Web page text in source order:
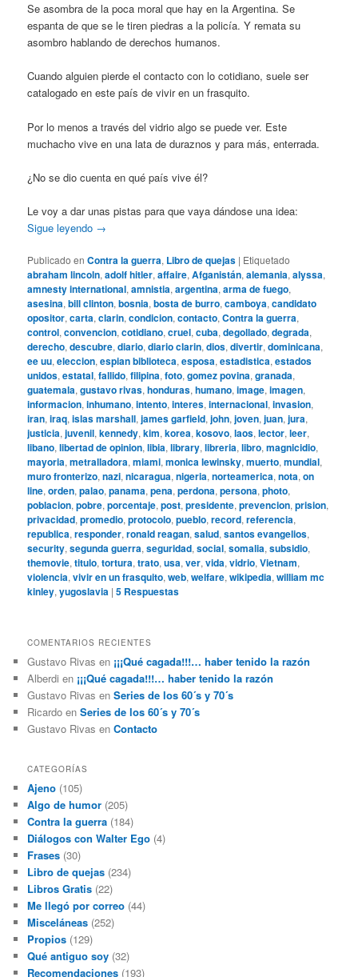
Se asombra de la poca moral que hay en la Argentina. Se
espanta de que se le tiren piedras a la policía. Y remata su
asombro hablando de derechos humanos.
Cuando alguien pierde el contacto con lo cotidiano, suele ser
catalogado en este país de vivir en un frasquito.
Por lo menos a través del vidrio algo se puede ver. Este
muchacho vive en una lata de duraznos y para más, enterrada.
¿No se dio cuenta en qué país vive él?
Le voy a dar unas pistas para que vaya dándose una idea:
Sigue leyendo →
Publicado en Contra la guerra, Libro de quejas | Etiquetado
abraham lincoln,adolf hitler,affaire,Afganistán,alemania,alyssa,
amnesty international,amnistia,argentina,arma de fuego,
asesina,bill clinton,bosnia,bosta de burro,camboya,candidato
opositor,carta,clarin,condicion,contacto,Contra la guerra,
control,convencion,cotidiano,cruel,cuba,degollado,degrada,
derecho,descubre,diario,diario clarin,dios,divertir,dominicana,
ee uu,eleccion,espian biblioteca,esposa,estadistica,estados
unidos,estatal,fallido,filipina,foto,gomez povina,granada,
guatemala,gustavo rivas,honduras,humano,image,imagen,
informacion,inhumano,intento,interes,internacional,invasion,
iran,iraq,islas marshall,james garfield,john,joven,juan,jura,
justicia,juvenil,kennedy,kim,korea,kosovo,laos,lector,leer,
libano,libertad de opinion,libia,library,libreria,libro,magnicidio,
mayoria,metralladora,miami,monica lewinsky,muerto,mundial,
muro fronterizo,nazi,nicaragua,nigeria,norteamerica,nota,on
line,orden,palao,panama,pena,perdona,persona,photo,
poblacion,pobre,porcentaje,post,presidente,prevencion,prision,
privacidad,promedio,protocolo,pueblo,record,referencia,
republica,responder,ronald reagan,salud,santos evangelios,
security,segunda guerra,seguridad,social,somalia,subsidio,
themovie,titulo,tortura,trato,usa,ver,vida,vidrio,Vietnam,
violencia,vivir en un frasquito,web,welfare,wikipedia,william mc
kinley,yugoslavia |5 Respuestas
COMENTARIOS RECIENTES
Gustavo Rivas en ¡¡¡Qué cagada!!!… haber tenido la razón
Alberdi en ¡¡¡Qué cagada!!!… haber tenido la razón
Gustavo Rivas enSeries de los 60´s y 70´s
Ricardo enSeries de los 60´s y 70´s
Gustavo Rivas enContacto
CATEGORÍAS
Ajeno (105)
Algo de humor (205)
Contra la guerra (184)
Diálogos con Walter Ego (4)
Frases (30)
Libro de quejas (234)
Libros Gratis (22)
Me llegó por correo (44)
Misceláneas (252)
Propios (129)
Qué antiguo soy (32)
Recomendaciones (193)